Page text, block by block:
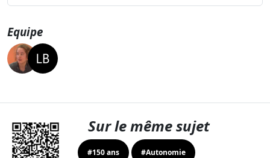
Equipe
Sur le même sujet
#150 ans #Autonomie